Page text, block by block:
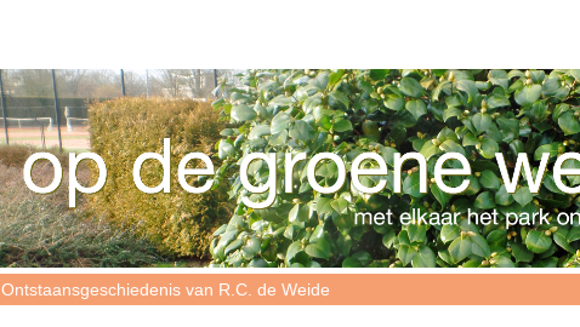
Ontstaansgeschiedenis van R.C. de Weide